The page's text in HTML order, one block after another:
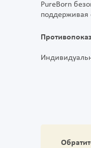
PureBorn
поддерживая